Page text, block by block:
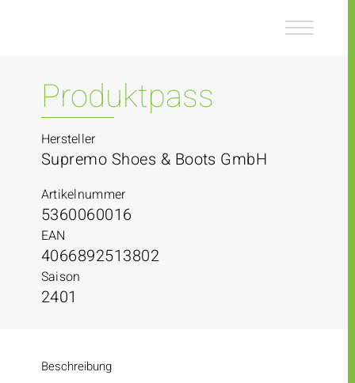
Produktpass
Hersteller
Supremo Shoes & Boots GmbH
Artikelnummer
5360060016
EAN
4066892513802
Saison
2401
Beschreibung